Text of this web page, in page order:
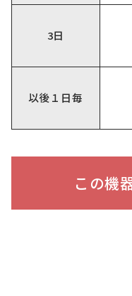
3日
以後１日毎
この機